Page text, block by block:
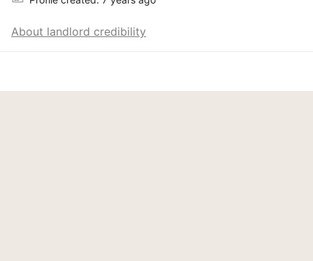
About landlord credibility